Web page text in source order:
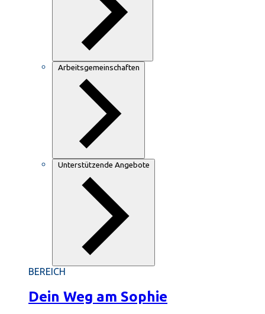
Arbeitsgemeinschaften
Unterstützende Angebote
BEREICH
Dein Weg am Sophie